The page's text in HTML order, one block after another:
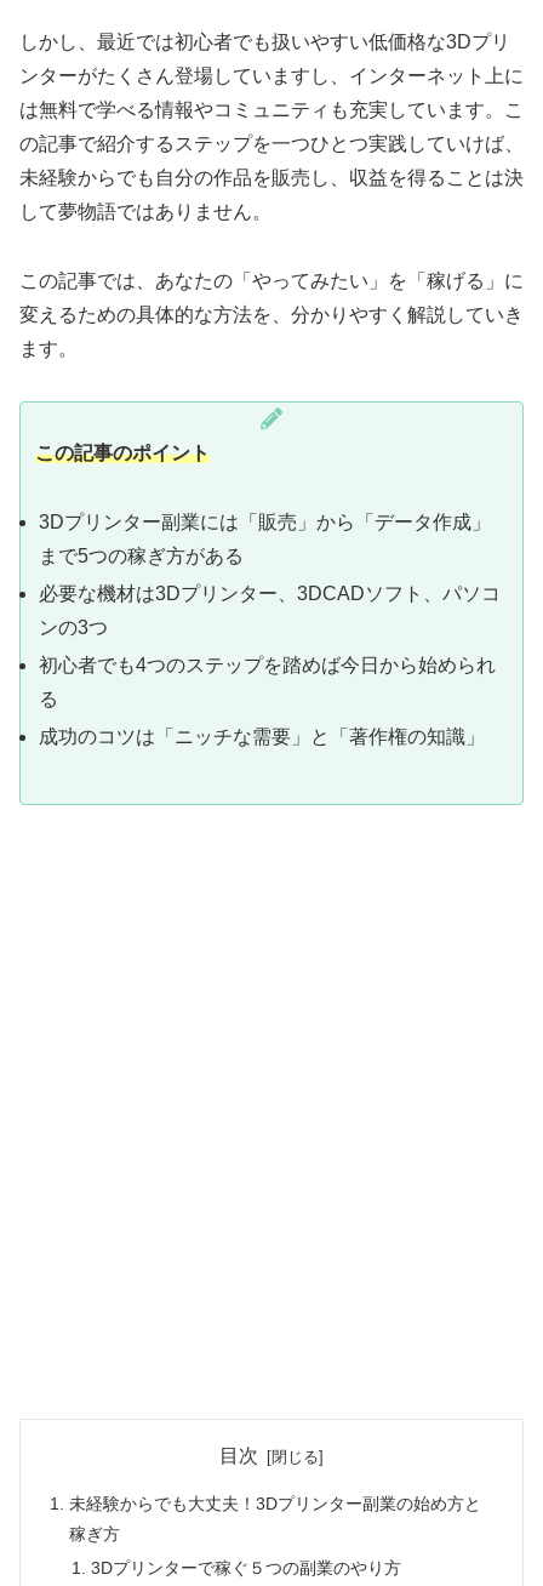
しかし、最近では初心者でも扱いやすい低価格な3Dプリ
ンターがたくさん登場していますし、インターネット上に
は無料で学べる情報やコミュニティも充実しています。こ
の記事で紹介するステップを一つひとつ実践していけば、
未経験からでも自分の作品を販売し、収益を得ることは決
して夢物語ではありません。
この記事では、あなたの「やってみたい」を「稼げる」に
変えるための具体的な方法を、分かりやすく解説していき
ます。
この記事のポイント
3Dプリンター副業には「販売」から「データ作成」
まで5つの稼ぎ方がある
必要な機材は3Dプリンター、3DCADソフト、パソコ
ンの3つ
初心者でも4つのステップを踏めば今日から始められ
る
成功のコツは「ニッチな需要」と「著作権の知識」
目次
未経験からでも大丈夫！3Dプリンター副業の始め方と
稼ぎ方
3Dプリンターで稼ぐ５つの副業のやり方